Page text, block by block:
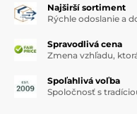
Najširší sortiment
Rýchle odoslanie a
Spravodlivá cena
Zmena vzhľadu,
Spoľahlivá voľba
Spoločnosť s